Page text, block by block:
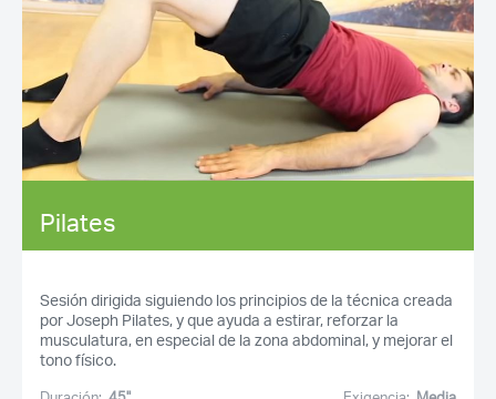
Pilates
Sesión dirigida siguiendo los principios de la técnica creada
por Joseph Pilates, y que ayuda a estirar, reforzar la
musculatura, en especial de la zona abdominal, y mejorar el
tono físico.